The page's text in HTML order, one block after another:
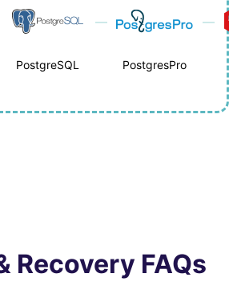
PostgreSQL PostgresPro
Recovery FAQs